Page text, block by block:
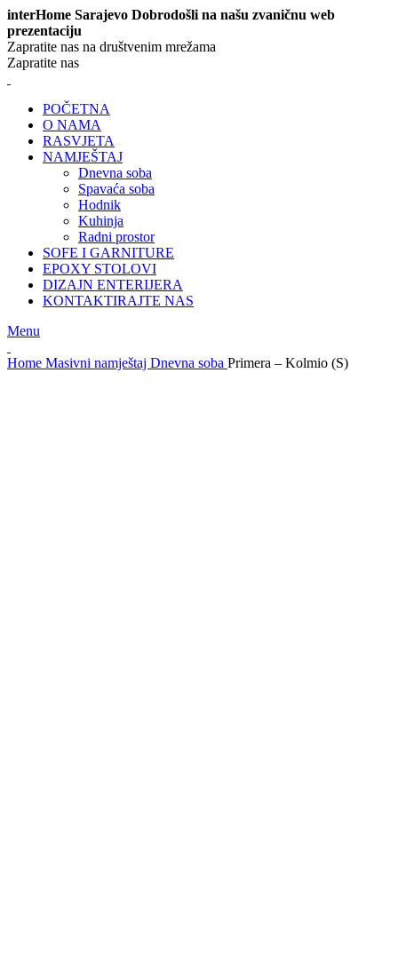
interHome Sarajevo Dobrodošli na našu zvaničnu web
prezentaciju
Zapratite nas na društvenim mrežama
Zapratite nas
POČETNA
O NAMA
RASVJETA
NAMJEŠTAJ
Dnevna soba
Spavaća soba
Hodnik
Kuhinja
Radni prostor
SOFE I GARNITURE
EPOXY STOLOVI
DIZAJN ENTERIJERA
KONTAKTIRAJTE NAS
Menu
Home Masivni namještaj Dnevna soba Primera – Kolmio (S)